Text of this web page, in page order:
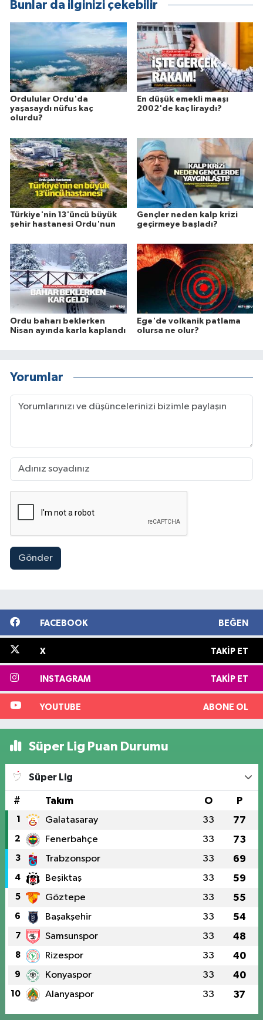
Bunlar da ilginizi çekebilir
Ordulular Ordu'da
yaşasaydı nüfus kaç
olurdu?
En düşük emekli maaşı
2002'de kaç liraydı?
Türkiye'nin 13'üncü büyük
şehir hastanesi Ordu'nun
Gençler neden kalp krizi
geçirmeye başladı?
Ordu baharı beklerken
Nisan ayında karla kaplandı
Ege'de volkanik patlama
olursa ne olur?
Yorumlar
Gönder
FACEBOOK BEĞEN
X TAKIP ET
INSTAGRAM TAKIP ET
YOUTUBE ABONE OL
Süper Lig Puan Durumu
Süper Lig
# Takım O P
1 Galatasaray 33 77
2 Fenerbahçe 33 73
3 Trabzonspor 33 69
4 Beşiktaş 33 59
5 Göztepe 33 55
6 Başakşehir 33 54
7 Samsunspor 33 48
8 Rizespor 33 40
9 Konyaspor 33 40
10 Alanyaspor 33 37